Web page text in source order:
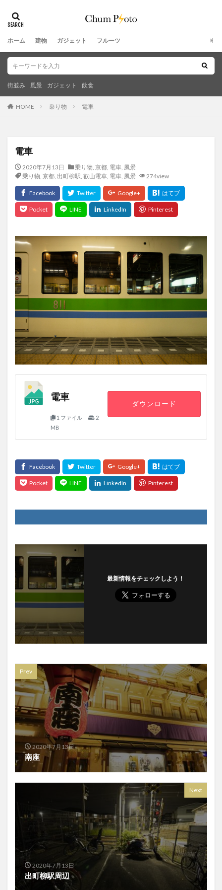
ホーム 建物 ガジェット フルーツ
街並み 風景 ガジェット 飲食
HOME 乗り物 電車
電車
2020年7月13日 乗り物, 京都, 電車, 風景
乗り物, 京都, 出町柳駅, 叡山電車, 電車, 風景 274view
電車
1 ファイル
2
MB
ダウンロード
最新情報をチェックしよう！
Prev
2020年7月13日
南座
Next
2020年7月13日
出町柳駅周辺